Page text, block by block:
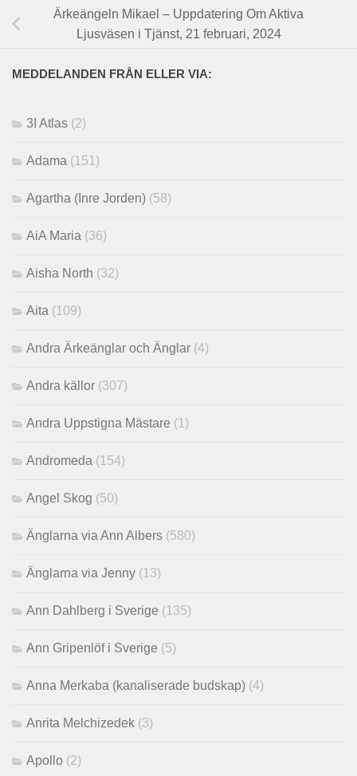
Ärkeängeln Mikael – Uppdatering Om Aktiva
Ljusväsen i Tjänst, 21 februari, 2024
MEDDELANDEN FRÅN ELLER VIA:
3I Atlas (2)
Adama (151)
Agartha (Inre Jorden) (58)
AiA Maria (36)
Aisha North (32)
Aita (109)
Andra Ärkeänglar och Änglar (4)
Andra källor (307)
Andra Uppstigna Mästare (1)
Andromeda (154)
Angel Skog (50)
Änglarna via Ann Albers (580)
Änglarna via Jenny (13)
Ann Dahlberg i Sverige (135)
Ann Gripenlöf i Sverige (5)
Anna Merkaba (kanaliserade budskap) (4)
Anrita Melchizedek (3)
Apollo (2)